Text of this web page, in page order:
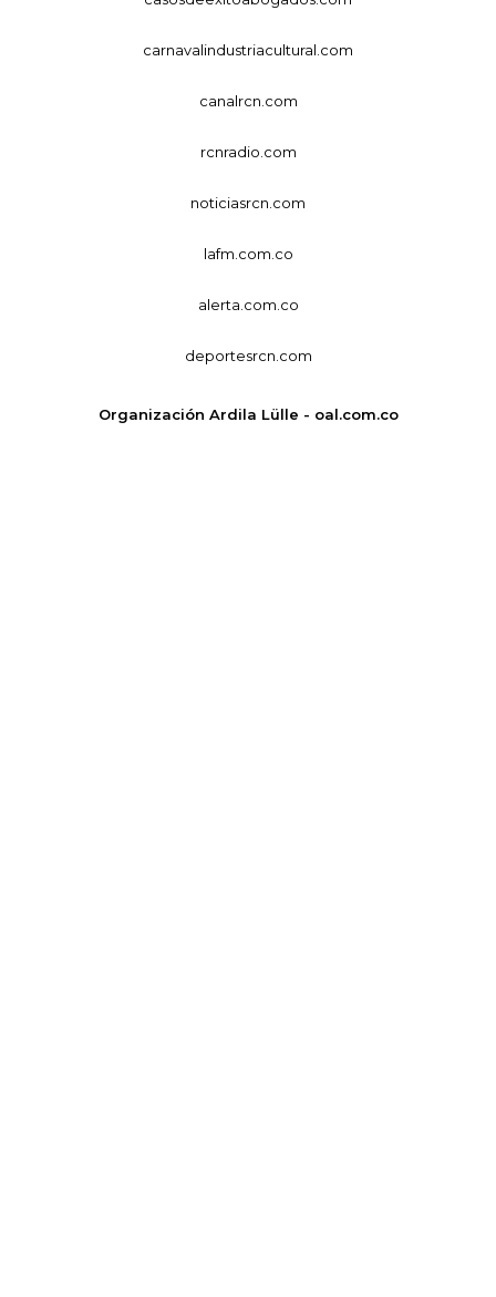
carnavalindustriacultural.com
canalrcn.com
rcnradio.com
noticiasrcn.com
lafm.com.co
alerta.com.co
deportesrcn.com
Organización Ardila Lülle - oal.com.co